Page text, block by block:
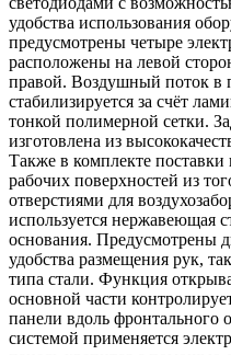
удобства использования
предусмотрены четыре
расположены на левой
правой. Воздушный поток в
стабилизируется за счёт
тонкой полимерной сетки.
изготовлена из
Также в комплекте поставки
рабочих поверхностей из
отверстиями для
используется нержавеющая
основания. Предусмотрены
удобства размещения рук,
типа стали. Функция
основной части
панели вдоль фронтального
системой применяется